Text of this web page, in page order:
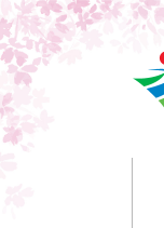
音声読み上げ用ナビゲ
いざというときのメ
本文へ移動します
ページ最後（フッター
音声読み上げ用ナビ